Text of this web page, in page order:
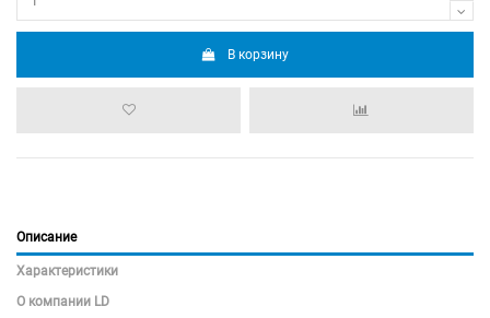
В корзину
Описание
Характеристики
О компании LD